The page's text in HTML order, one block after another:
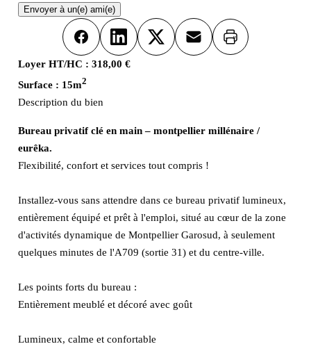
Envoyer à un(e) ami(e)
FacebookLinkedInX Email Imprimer
Loyer HT/HC : 318,00 €
Surface : 15m2
Description du bien
Bureau privatif clé en main – montpellier millénaire /
eurêka.
Flexibilité, confort et services tout compris !
Installez-vous sans attendre dans ce bureau privatif lumineux,
entièrement équipé et prêt à l'emploi, situé au cœur de la zone
d'activités dynamique de Montpellier Garosud, à seulement
quelques minutes de l'A709 (sortie 31) et du centre-ville.
Les points forts du bureau :
Entièrement meublé et décoré avec goût
Lumineux, calme et confortable